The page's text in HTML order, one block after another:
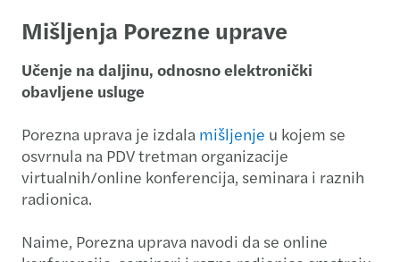
Mišljenja Porezne uprave
Učenje na daljinu, odnosno elektronički
obavljene usluge
Porezna uprava je izdala mišljenje u kojem se
osvrnula na PDV tretman organizacije
virtualnih/online konferencija, seminara i raznih
radionica.
Naime, Porezna uprava navodi da se online